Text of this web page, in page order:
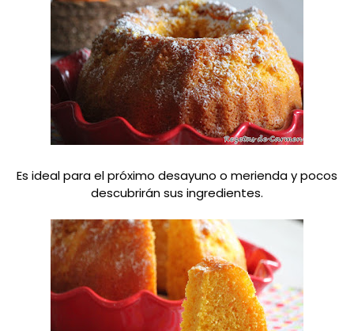
Es ideal para el próximo desayuno o merienda y pocos
descubrirán sus ingredientes.